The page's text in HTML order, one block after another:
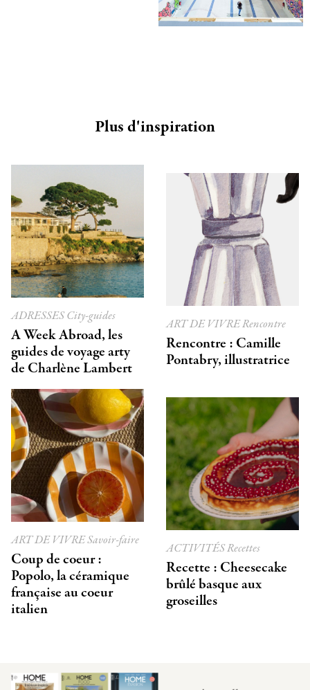
Plus d'inspiration
ADRESSESCity-guides
A Week Abroad, les
guides de voyage arty
de Charlène Lambert
ART DE VIVRERencontre
Rencontre : Camille
Pontabry, illustratrice
ART DE VIVRESavoir-faire
Coup de coeur :
Popolo, la céramique
française au coeur
italien
ACTIVITÉSRecettes
Recette : Cheesecake
brûlé basque aux
groseilles